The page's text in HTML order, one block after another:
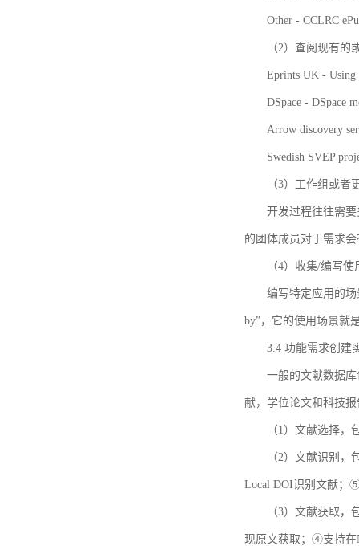
Other - CCLRC
（2）查阅现有
Eprints UK - Using
DSpace - DSpace
Arrow discovery
Swedish SVEP
（3）工作组或者
开发过程往往需
的团体成员对于需求
（4）收集/编写
编写特定应用的场
by”，它的使用场景就
3.4 功能需求创建
一般的文献数据
献，学位论文和科技
（1）文献选择
（2）文献识别
Local DOI识别文献；
（3）文献获取
现原文获取；④支持在